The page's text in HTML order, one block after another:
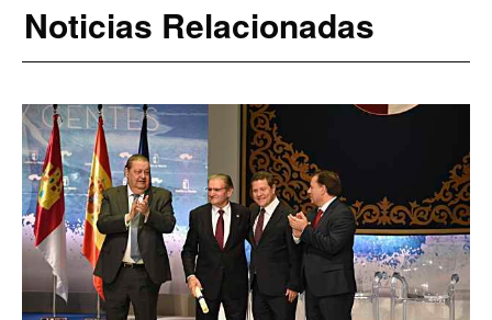
Noticias Relacionadas